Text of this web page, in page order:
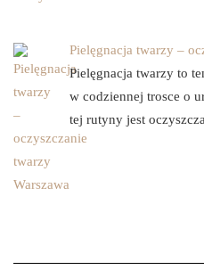
Pielęgnacja twarzy –
Pielęgnacja twarzy to
w codziennej trosce o
tej rutyny jest